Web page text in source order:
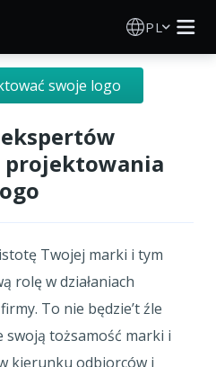
PL
swoje logo
projektowania
Twojej marki i tym
rolę w działaniach
To nie będzie’t źle
swoją tożsamość marki i
kierunku odbiorców i